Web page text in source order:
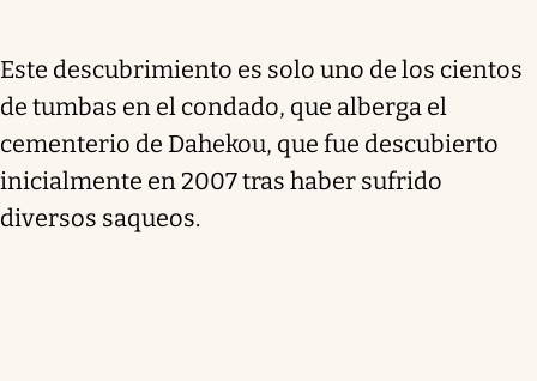
Este descubrimiento es solo uno de los cientos
de tumbas en el condado, que alberga el
cementerio de Dahekou, que fue descubierto
inicialmente en 2007 tras haber sufrido
diversos saqueos.